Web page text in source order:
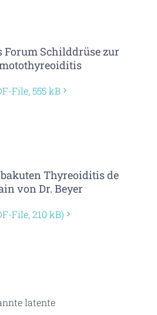
Forum Schilddrüse zur
File, 555 kB
Thyreoiditis de
von Dr. Beyer
File, 210 kB)
latente